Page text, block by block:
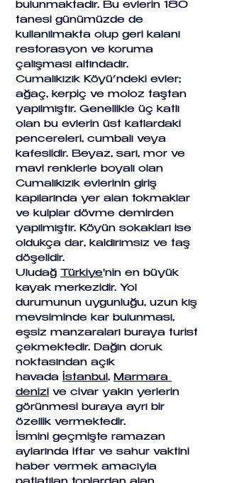
bulunmaktadır. Bu evlerin 180
tanesi günümüzde de
kullanılmakta olup geri kalanı
restorasyon ve koruma
çalışması altındadır.
Cumalıkızık Köyü’ndeki evler;
ağaç, kerpiç ve moloz taştan
yapılmıştır. Genellikle üç katlı
olan bu evlerin üst katlardaki
pencereleri, cumbalı veya
kafeslidir. Beyaz, sarı, mor ve
mavi renklerle boyalı olan
Cumalıkızık evlerinin giriş
kapılarında yer alan tokmaklar
ve kulplar dövme demirden
yapılmıştır. Köyün sokakları ise
oldukça dar, kaldırımsız ve taş
döşelidir.
Uludağ
Türkiye'nin en büyük
kayak merkezidir. Yol
durumunun uygunluğu, uzun kış
mevsiminde kar bulunması,
eşsiz manzaraları buraya turist
çekmektedir. Dağın doruk
noktasından açık
havada İstanbul, Marmara
denizi ve civar yakın yerlerin
görünmesi buraya ayrı bir
özellik vermektedir.
İsmini geçmişte ramazan
aylarında iftar ve sahur vaktini
haber vermek amacıyla